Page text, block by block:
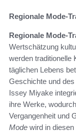
Regionale Mode-
Regionale Mode-
Wertschätzung
werden traditionelle
täglichen Lebens
Geschichte und
Issey Miyake
ihre Werke,
Vergangenheit und
Mode wird in